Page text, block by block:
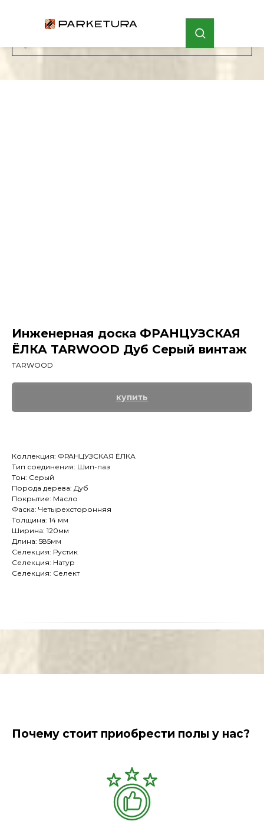
Инженерная доска ФРАНЦУЗСКАЯ
ЁЛКА TARWOOD Дуб Серый винтаж
TARWOOD
купить
Коллекция: ФРАНЦУЗСКАЯ ЁЛКА
Тип соединения: Шип-паз
Тон: Серый
Порода дерева: Дуб
Покрытие: Масло
Фаска: Четырехсторонняя
Толщина: 14 мм
Ширина: 120мм
Длина: 585мм
Селекция: Рустик
Селекция: Натур
Селекция: Селект
Почему стоит приобрести полы у нас?